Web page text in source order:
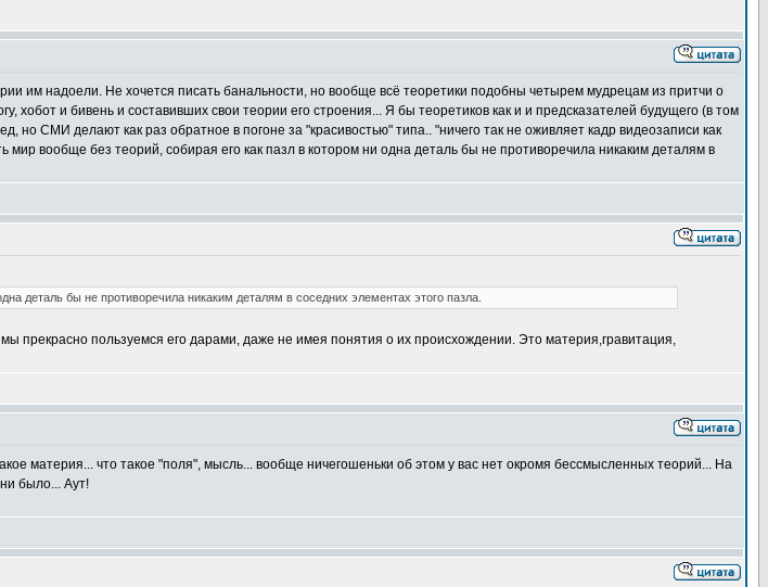
им надоели. Не хочется писать банальности, но вообще всё теоретики подобны четырем мудрецам из притчи о
хобот и бивень и составивших свои теории его строения... Я бы теоретиков как и и предсказателей будущего (в том
но СМИ делают как раз обратное в погоне за "красивостью" типа.. "ничего так не оживляет кадр видеозаписи как
вообще без теорий, собирая его как пазл в котором ни одна деталь бы не противоречила никаким деталям в
деталь бы не противоречила никаким деталям в соседних элементах этого пазла.
прекрасно пользуемся его дарами, даже не имея понятия о их происхождении. Это материя,гравитация,
материя... что такое "поля", мысль... вообще ничегошеньки об этом у вас нет окромя бессмысленных теорий... На
было... Аут!